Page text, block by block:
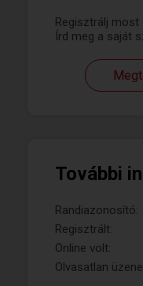
Regisztrálj most
Írd meg a saját
További
Randiazonosító:
Regisztrált:
Online volt:
Olvasatlan